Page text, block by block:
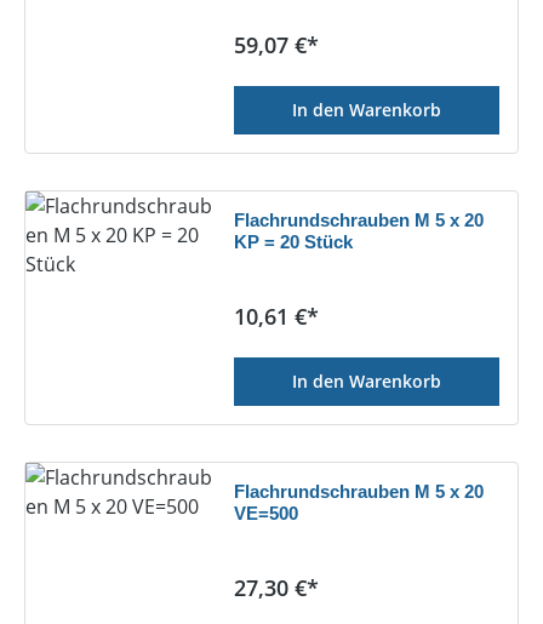
Regulärer Preis:
59,07 €*
In den Warenkorb
Flachrundschrauben M 5 x 20
KP = 20 Stück
Regulärer Preis:
10,61 €*
In den Warenkorb
Flachrundschrauben M 5 x 20
VE=500
Regulärer Preis:
27,30 €*